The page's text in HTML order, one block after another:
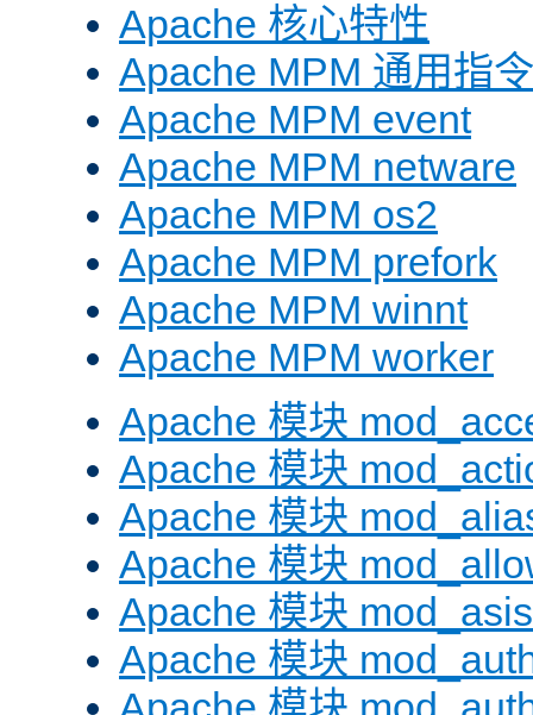
Apache 核心特性
Apache MPM 通用指令
Apache MPM event
Apache MPM netware
Apache MPM os2
Apache MPM prefork
Apache MPM winnt
Apache MPM worker
Apache 模块
Apache 模块
Apache 模块
Apache 模块
Apache 模块 mod_asis
Apache 模块